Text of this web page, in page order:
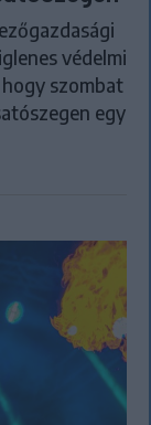
védelmi
szombat
egy